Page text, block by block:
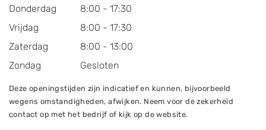
Donderdag
8:00 - 17:30
Vrijdag
8:00 - 17:30
Zaterdag
8:00 - 13:00
Zondag
Gesloten
Deze openingstijden zijn indicatief en kunnen, bijvoorbeeld
wegens omstandigheden, afwijken. Neem voor de zekerheid
contact op met het bedrijf of kijk op de website.